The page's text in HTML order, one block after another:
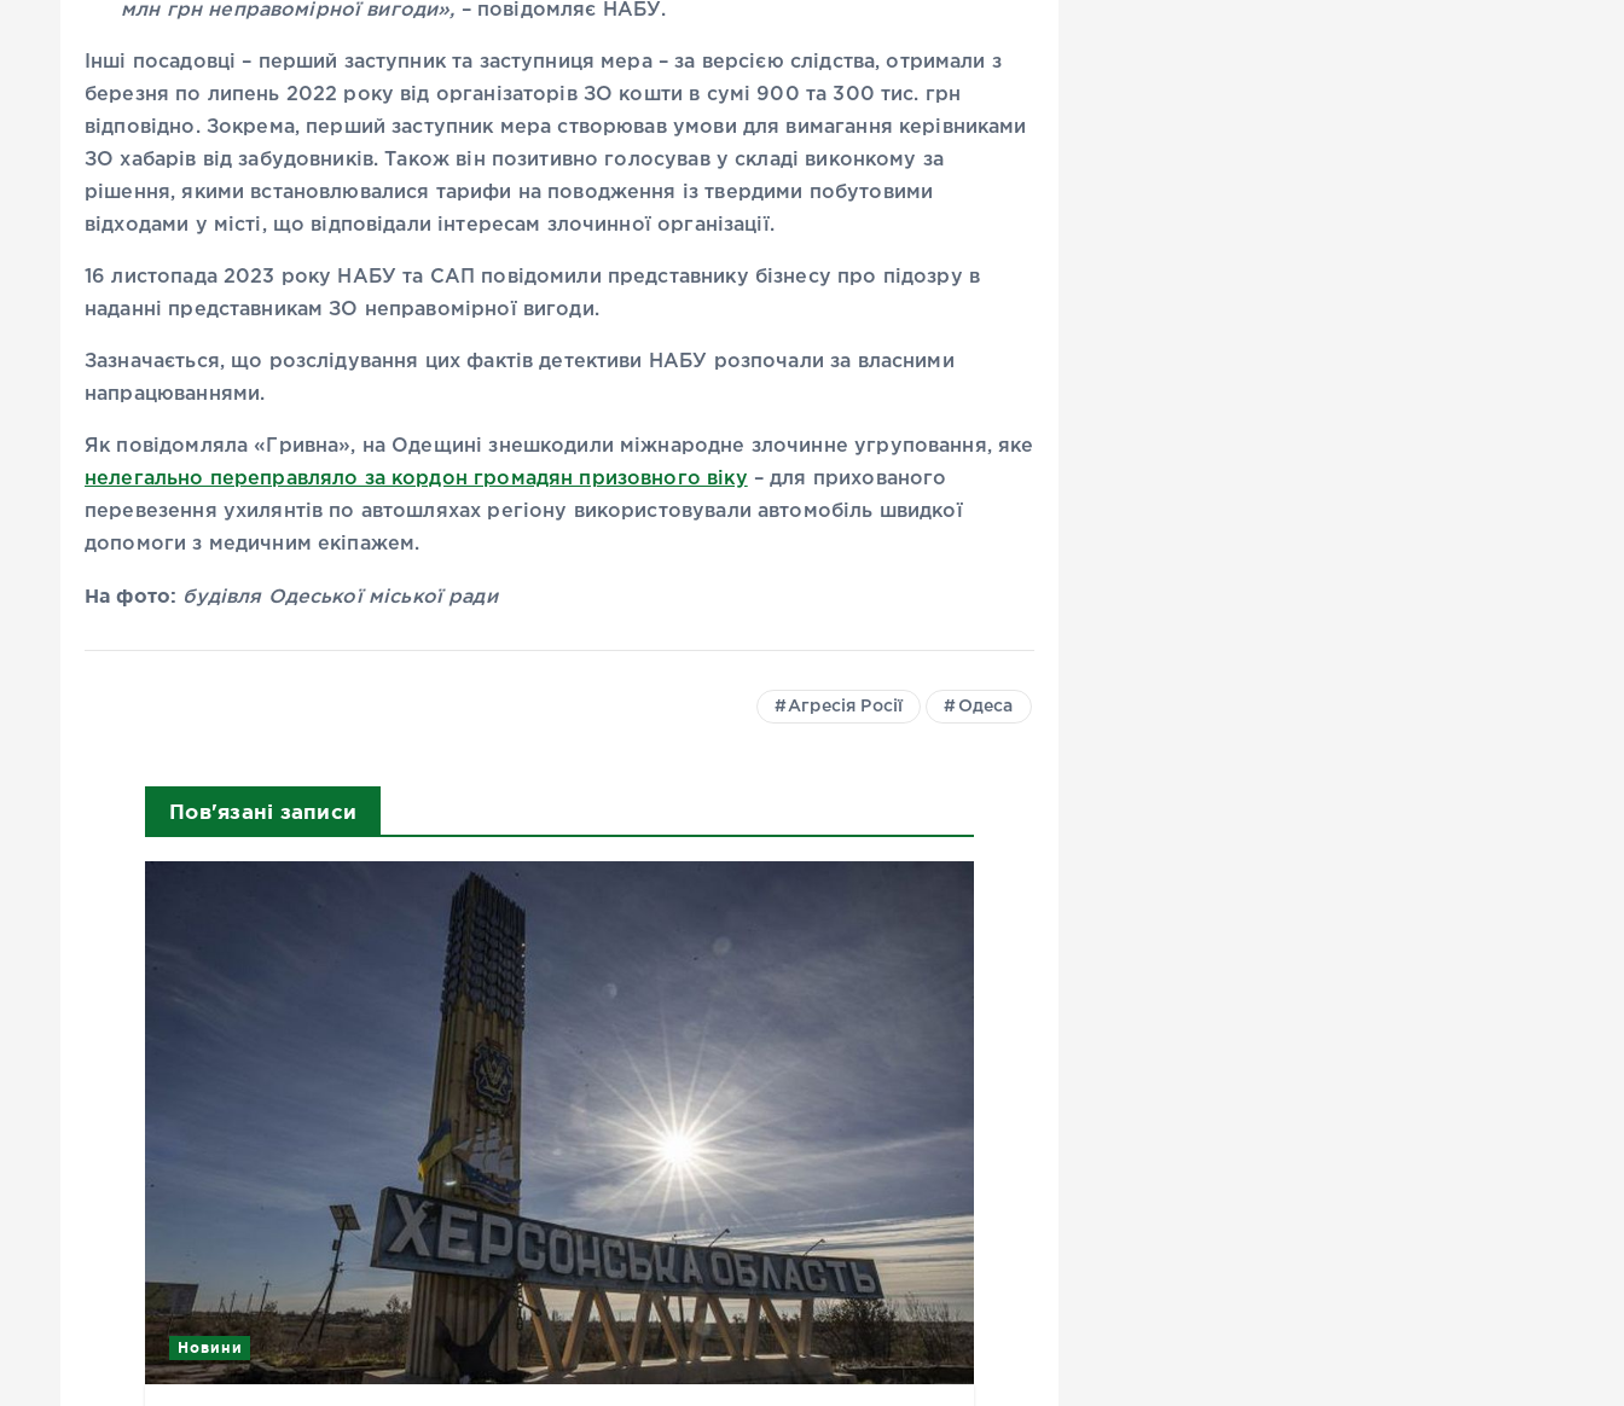
млн грн неправомірної вигоди», – повідомляє НАБУ.
Інші посадовці – перший заступник та заступниця мера – за версією слідства, отримали з
березня по липень 2022 року від організаторів ЗО кошти в сумі 900 та 300 тис. грн
відповідно. Зокрема, перший заступник мера створював умови для вимагання керівниками
ЗО хабарів від забудовників. Також він позитивно голосував у складі виконкому за
рішення, якими встановлювалися тарифи на поводження із твердими побутовими
відходами у місті, що відповідали інтересам злочинної організації.
16 листопада 2023 року НАБУ та САП повідомили представнику бізнесу про підозру в
наданні представникам ЗО неправомірної вигоди.
Зазначається, що розслідування цих фактів детективи НАБУ розпочали за власними
напрацюваннями.
Як повідомляла «Гривна», на Одещині знешкодили міжнародне злочинне угруповання, яке
нелегально переправляло за кордон громадян призовного віку – для прихованого
перевезення ухилянтів по автошляхах регіону використовували автомобіль швидкої
допомоги з медичним екіпажем.
На фото: будівля Одеської міської ради
Агресія Росії Одеса
Пов'язані записи
Новини